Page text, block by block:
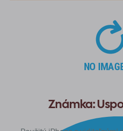
Známka: